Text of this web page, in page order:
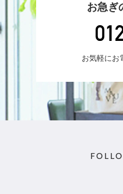
お急ぎ
お気軽にお